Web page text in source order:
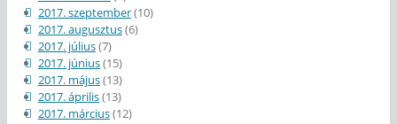
2017. szeptember(10)
2017. augusztus(6)
2017. július(7)
2017. június(15)
2017. május(13)
2017. április(13)
2017. március(12)